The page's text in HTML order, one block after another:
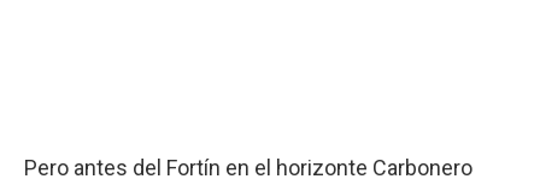
Pero antes del Fortín en el horizonte Carbonero